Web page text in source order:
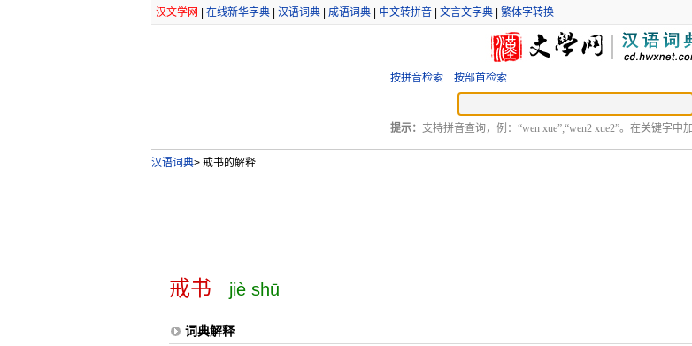
汉文学网 在线新华字典| 汉语词典| 成语词典| 中文转拼音| 文言文字典| 繁体字转换
按拼音检索 按部首检索
提示： 支持拼音查询，例：“wen xue”;“wen2 xue2”。在关键字中
汉语词典>戒书的解释
戒书 jiè shū
词典解释